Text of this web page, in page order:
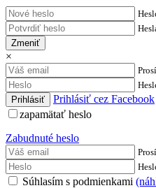
Zmeniť
×
Prihlásiť cez Facebook
zapamätať heslo
Zabudnuté heslo
Súhlasím s podmienkami